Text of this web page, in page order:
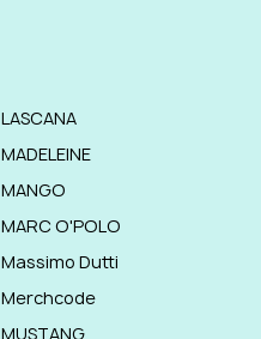
LASCANA
MADELEINE
MANGO
MARC O'POLO
Massimo Dutti
Merchcode
MUSTANG